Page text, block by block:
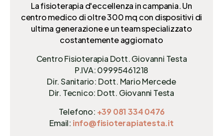
La fisioterapia d'eccellenza in campania. Un
centro medico di oltre 300 mq con dispositivi di
ultima generazione e un team specializzato
costantemente aggiornato
Centro Fisioterapia Dott. Giovanni Testa
P.IVA: 09995461218
Dir. Sanitario: Dott. Mario Mercede
Dir. Tecnico: Dott. Giovanni Testa
Telefono: +39 081 334 0476
Email: info@fisioterapiatesta.it